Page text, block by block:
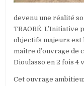
devenu une réalité
TRAORÉ. L’Initiative
objectifs majeurs est
maître d’ouvrage de
Dioulasso en 2 fois 4
Cet ouvrage